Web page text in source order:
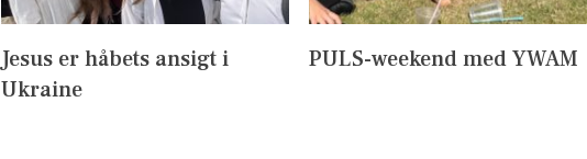
Jesus er håbets ansigt i
Ukraine
PULS-weekend med YWAM